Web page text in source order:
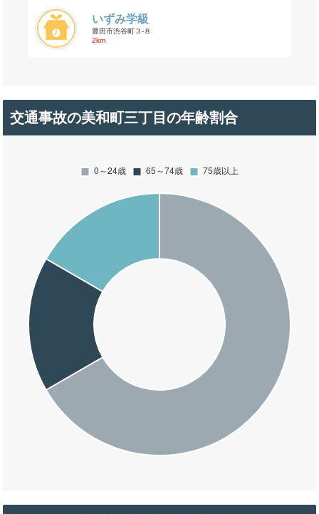
いずみ学級
豊田市渋谷町３-８
2km
交通事故の美和町三丁目の年齢割合